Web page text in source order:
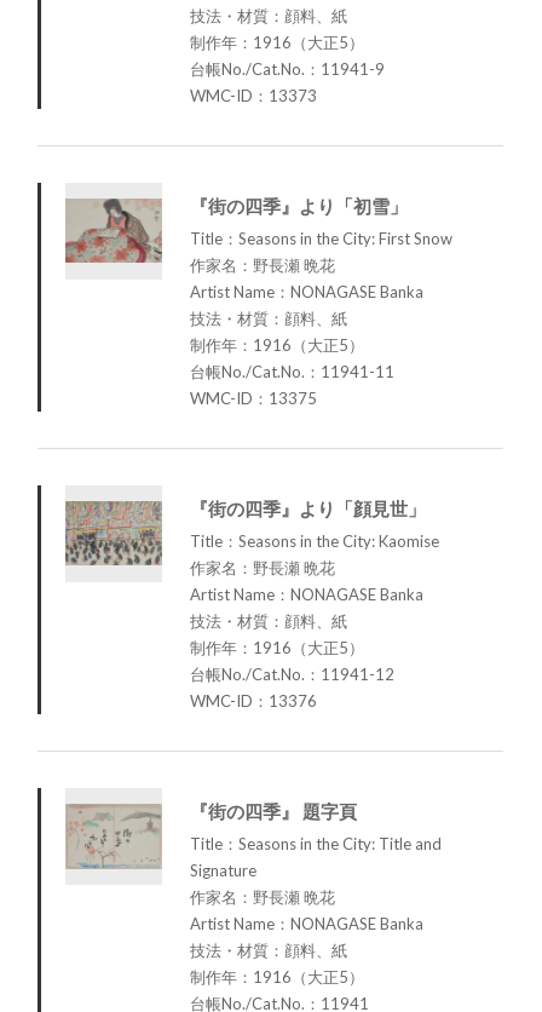
技法・材質：顔料、紙
制作年：1916（大正5）
台帳No./Cat.No.：11941-9
WMC-ID：13373
『街の四季』より「初雪」
Title：Seasons in the City: First Snow
作家名：野長瀬 晩花
Artist Name：NONAGASE Banka
技法・材質：顔料、紙
制作年：1916（大正5）
台帳No./Cat.No.：11941-11
WMC-ID：13375
『街の四季』より「顔見世」
Title：Seasons in the City: Kaomise
作家名：野長瀬 晩花
Artist Name：NONAGASE Banka
技法・材質：顔料、紙
制作年：1916（大正5）
台帳No./Cat.No.：11941-12
WMC-ID：13376
『街の四季』 題字頁
Title：Seasons in the City: Title and
Signature
作家名：野長瀬 晩花
Artist Name：NONAGASE Banka
技法・材質：顔料、紙
制作年：1916（大正5）
台帳No./Cat.No.：11941